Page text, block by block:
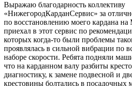
Выражаю благодарность коллективу
«НижегородКарданСервис» за
по восстановлению моего кардана
приехал в этот сервис по
которых когда-то были проблемы
проявлялась в сильной вибрации по
наборе скорости. Ребята подняли
что на карданном валу разбиты
диагностику, к замене подвесной и
крестовины болтались в посадочных